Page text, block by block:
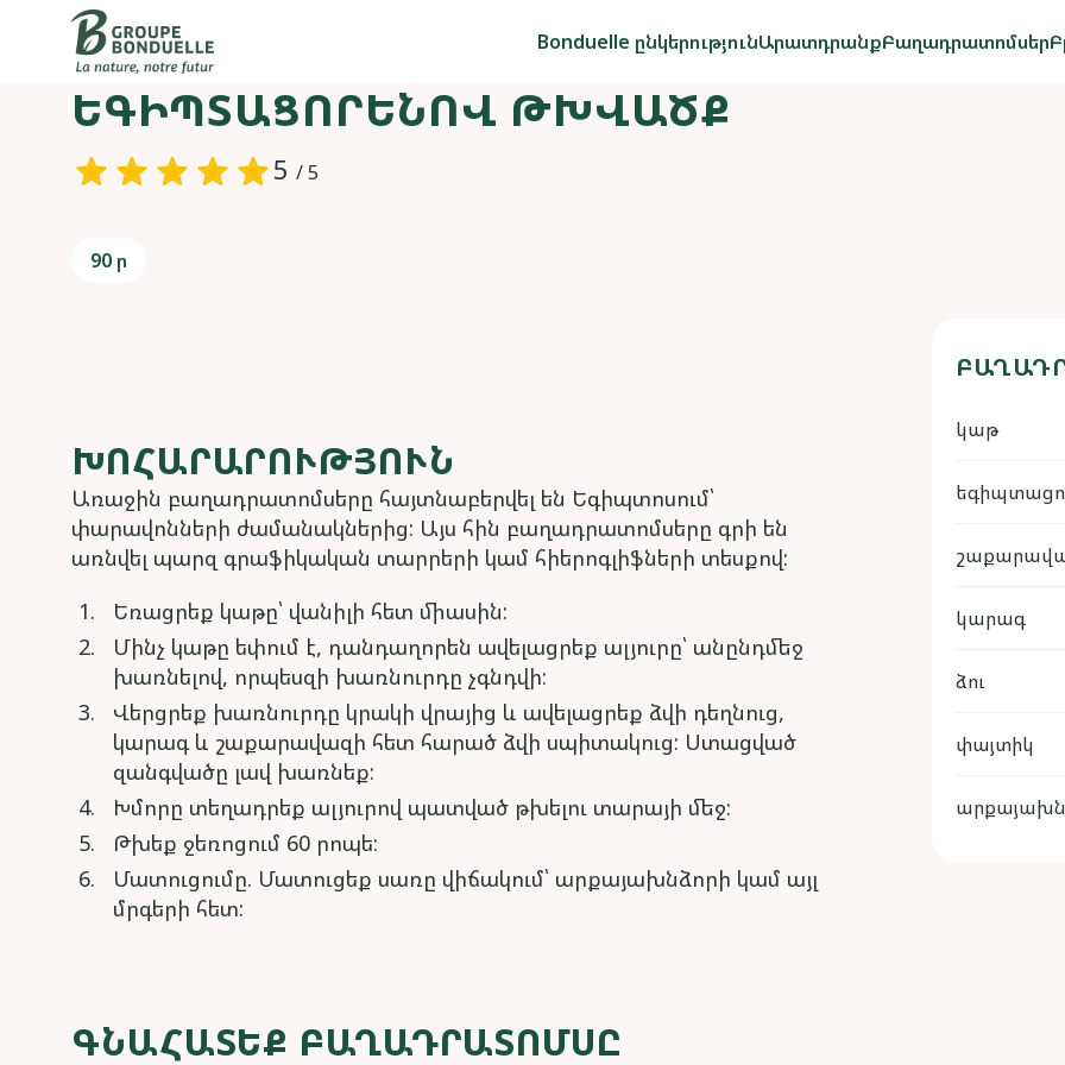
Bonduelle ընկերությունԱրատդրանքԲաղադրատոմսեր
ԵԳԻՊՏԱՑՈՐԵՆՈՎ ԹԽՎԱԾՔ
5 / 5
90 ր
կաթ
կարագ
ձու
փայտիկ
ԽՈՀԱՐԱՐՈՒԹՅՈՒՆ
Առաջին բաղադրատոմսերը հայտնաբերվել են Եգիպտոսում՝
փարավոնների ժամանակներից: Այս հին բաղադրատոմսերը գրի են
առնվել պարզ գրաֆիկական տարրերի կամ հիերոգլիֆների տեսքով:
Եռացրեք կաթը՝ վանիլի հետ միասին:
Մինչ կաթը եփում է, դանդաղորեն ավելացրեք ալյուրը՝ անընդմեջ
խառնելով, որպեսզի խառնուրդը չգնդվի:
Վերցրեք խառնուրդը կրակի վրայից և ավելացրեք ձվի դեղնուց,
կարագ և շաքարավազի հետ հարած ձվի սպիտակուց: Ստացված
զանգվածը լավ խառնեք:
Խմորը տեղադրեք ալյուրով պատված թխելու տարայի մեջ:
Թխեք ջեռոցում 60 րոպե:
Մատուցումը. Մատուցեք սառը վիճակում՝ արքայախնձորի կամ այլ
մրգերի հետ:
ԳՆԱՀԱՏԵՔ ԲԱՂԱԴՐԱՏՈՄՍԸ